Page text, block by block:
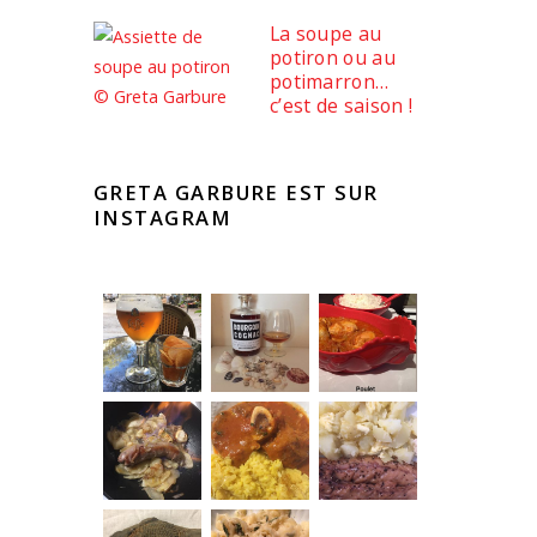
La soupe au
potiron ou au
potimarron…
c’est de saison !
GRETA GARBURE EST SUR
INSTAGRAM